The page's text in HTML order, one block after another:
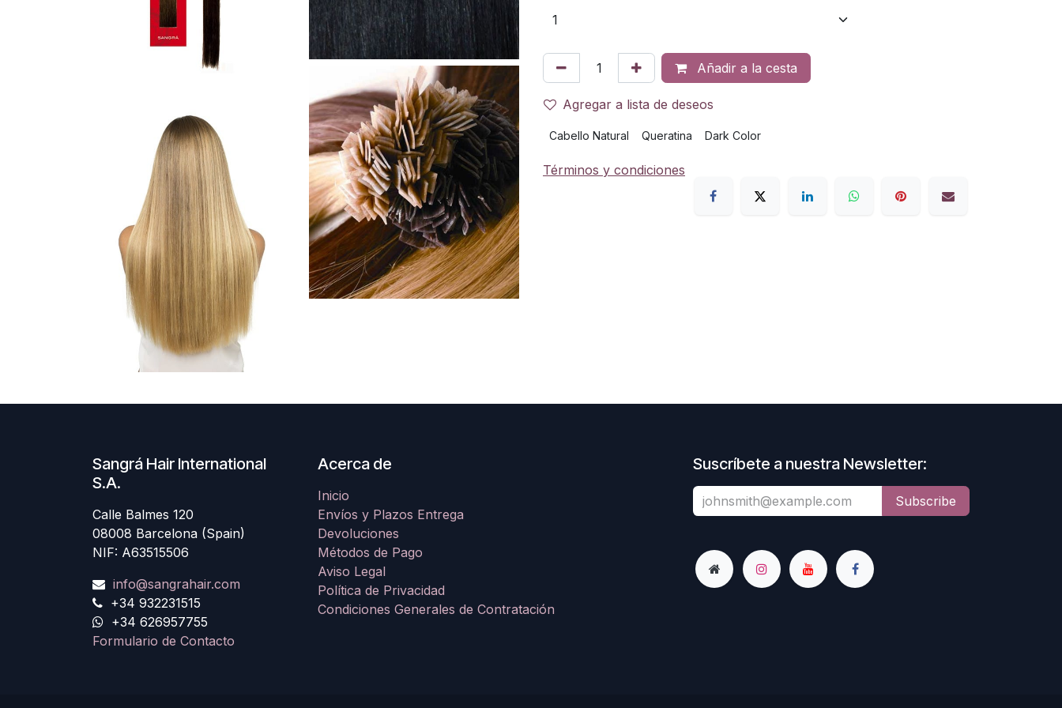
Añadir a la cesta
Agregar a lista de deseos
Cabello Natural Queratina Dark Color
Términos y condiciones
Sangrá Hair International
S.A.
Calle Balmes 120
08008 Barcelona (Spain)
NIF: A63515506
info@sangrahair.com
+34 932231515
+34 626957755
Formulario de Contacto
Acerca de
Inicio
Envíos y Plazos Entrega
Devoluciones
Métodos de Pago
Aviso Legal
Política de Privacidad
Condiciones Generales de Contratación
Suscríbete a nuestra Newsletter:
Subscribe